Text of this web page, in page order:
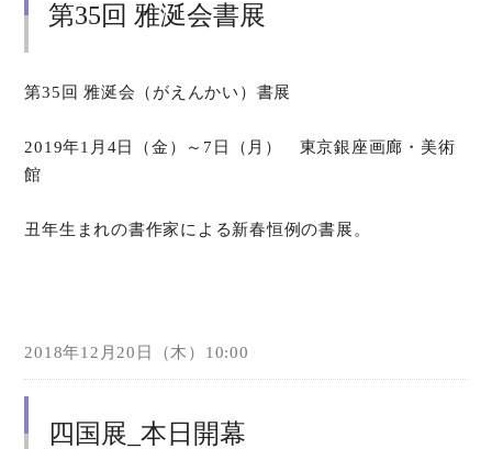
第35回 雅涎会書展
第35回 雅涎会（がえんかい）書展
2019年1月4日（金）～7日（月） 東京銀座画廊・美術
館
丑年生まれの書作家による新春恒例の書展。
2018年12月20日（木）10:00
四国展_本日開幕